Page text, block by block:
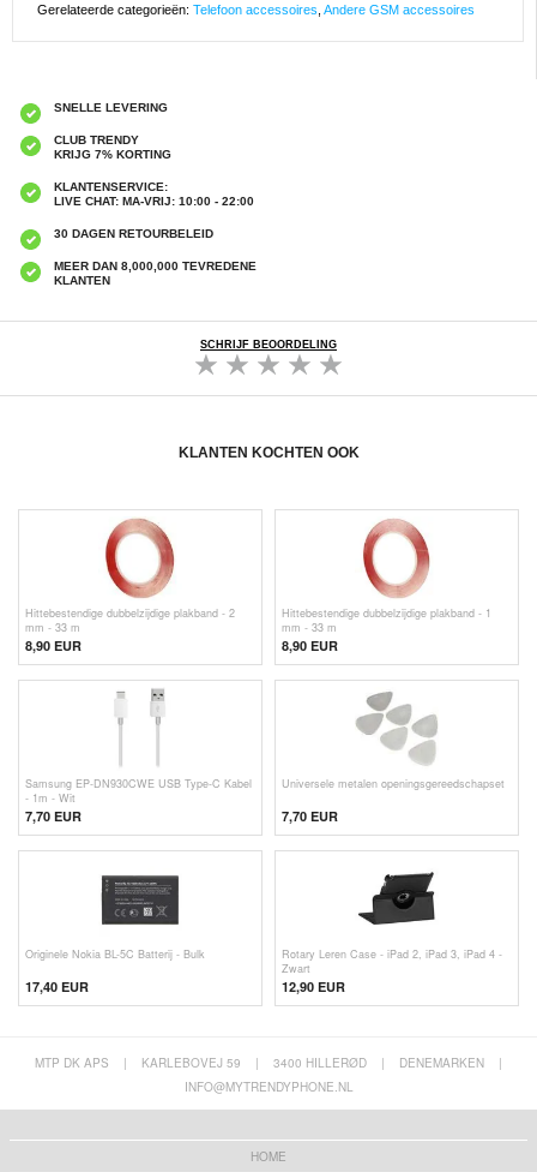
Gerelateerde categorieën: Telefoon accessoires Andere GSM accessoires
SNELLE LEVERING
CLUB TRENDY
KRIJG 7% KORTING
KLANTENSERVICE:
LIVE CHAT: MA-VRIJ: 10:00 - 22:00
30 DAGEN RETOURBELEID
MEER DAN 8,000,000 TEVREDENE
KLANTEN
SCHRIJF BEOORDELING
KLANTEN KOCHTEN OOK
Hittebestendige dubbelzijdige plakband - 2
mm - 33 m
8,90 EUR
Hittebestendige dubbelzijdige plakband - 1
mm - 33 m
8,90 EUR
Samsung EP-DN930CWE USB Type-C Kabel
- 1m - Wit
7,70 EUR
Universele metalen openingsgereedschapset
7,70 EUR
Originele Nokia BL-5C Batterij - Bulk
17,40 EUR
Rotary Leren Case - iPad 2, iPad 3, iPad 4 -
Zwart
12,90 EUR
MTP DK APS | KARLEBOVEJ 59 | 3400 HILLERØD | DENEMARKEN
|
INFO@MYTRENDYPHONE.NL
HOME